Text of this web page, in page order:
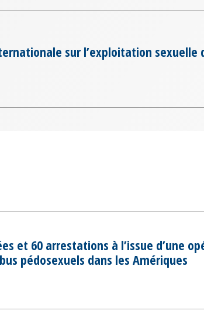
sur l’exploitation sexuelle
et 60 arrestations à l’issue d’une
pédosexuels dans les Amériques